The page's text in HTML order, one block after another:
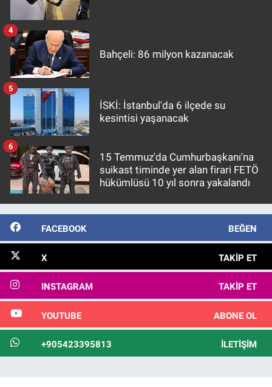
Bahçeli: 86 milyon kazanacak
4
İSKİ: İstanbul'da 6 ilçede su
kesintisi yaşanacak
5
15 Temmuz'da Cumhurbaşkanı'na
suikast timinde yer alan firari FETÖ
hükümlüsü 10 yıl sonra yakalandı
6
FACEBOOK BEĞEN
X TAKIP ET
INSTAGRAM TAKIP ET
YOUTUBE ABONE OL
+905423395813 İLETIŞIM